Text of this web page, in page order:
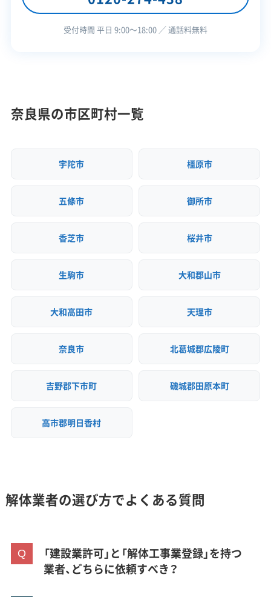
奈良県は県内の最終処分場の容量が少なく、解体工
産業廃棄物の多くを、大阪府や三重県など県外の処
離の運搬費用が処分費に上乗せされ、近隣府県に比
ず、コンクリート、石膏ボード、プラスチックといっ
宇陀市での解体工事は、高原・農村
定された土砂災害警戒区域や歴史
約」を事前に確認することが成功の
ます。
許可番号
【建設業許可】
三重県知事：第02400025232号
滋賀県知事：第02501025232号
兵庫県知事：第02803025232号
この解体業者の特徴
ク管理
顧客対
無料見積もり
近隣挨拶
受付時間 平日 9:00〜18:00 ／ 通話料無料
奈良県の市区町村一覧
宇陀市 橿原市
五條市 御所市
香芝市 桜井市
生駒市 大和郡山市
大和高田市 天理市
奈良市 北葛城郡広陵町
吉野郡下市町 磯城郡田原本町
高市郡明日香村
解体業者の選び方でよくある質問
「建設業許可」と「解体工事業登録」を持つ
業者、どちらに依頼すべき？